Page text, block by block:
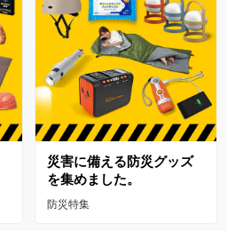
災害に備える防災グッズ
を集めました。
防災特集